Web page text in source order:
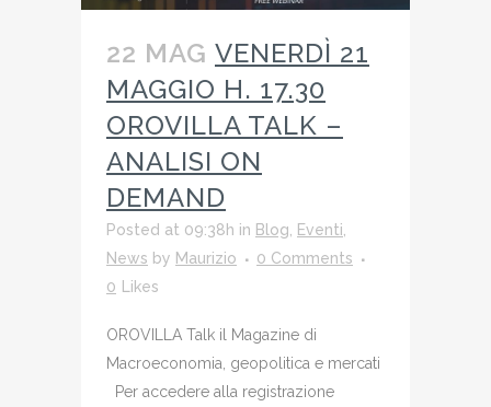
22 MAG VENERDÌ 21
MAGGIO H. 17.30
OROVILLA TALK –
ANALISI ON
DEMAND
Posted at 09:38h in Blog Eventi
News by Maurizio
0 Comments
0
Likes
OROVILLA Talk il Magazine di
Macroeconomia, geopolitica e mercati
Per accedere alla registrazione